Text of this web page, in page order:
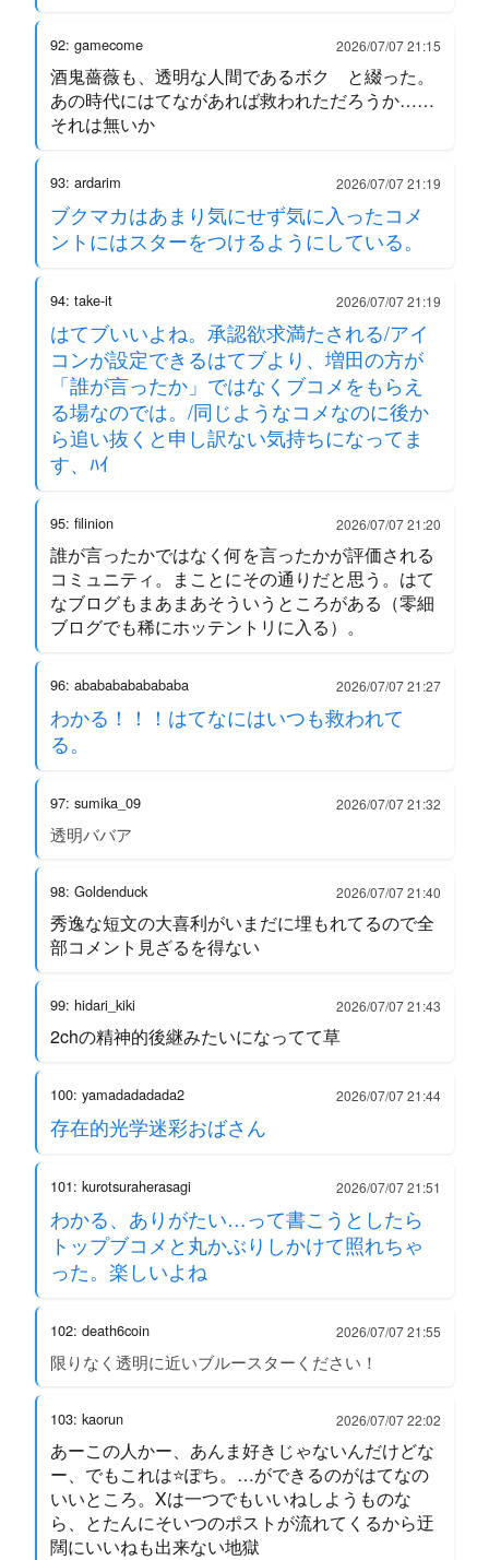
92: gamecome 2026/07/07 21:15
酒鬼薔薇も、透明な人間であるボク と綴った。
あの時代にはてながあれば救われただろうか……
それは無いか
93: ardarim 2026/07/07 21:19
ブクマカはあまり気にせず気に入ったコメ
ントにはスターをつけるようにしている。
94: take-it 2026/07/07 21:19
はてブいいよね。承認欲求満たされる/アイ
コンが設定できるはてブより、増田の方が
「誰が言ったか」ではなくブコメをもらえ
る場なのでは。/同じようなコメなのに後か
ら追い抜くと申し訳ない気持ちになってま
す、ﾊｲ
95: filinion 2026/07/07 21:20
誰が言ったかではなく何を言ったかが評価される
コミュニティ。まことにその通りだと思う。はて
なブログもまあまあそういうところがある（零細
ブログでも稀にホッテントリに入る）。
96: abababababababa 2026/07/07 21:27
わかる！！！はてなにはいつも救われて
る。
97: sumika_09 2026/07/07 21:32
透明ババア
98: Goldenduck 2026/07/07 21:40
秀逸な短文の大喜利がいまだに埋もれてるので全
部コメント見ざるを得ない
99: hidari_kiki 2026/07/07 21:43
2chの精神的後継みたいになってて草
100: yamadadadada2 2026/07/07 21:44
存在的光学迷彩おばさん
101: kurotsuraherasagi 2026/07/07 21:51
わかる、ありがたい…って書こうとしたら
トップブコメと丸かぶりしかけて照れちゃ
った。楽しいよね
102: death6coin 2026/07/07 21:55
限りなく透明に近いブルースターください！
103: kaorun 2026/07/07 22:02
あーこの人かー、あんま好きじゃないんだけどな
ー、でもこれは⭐️ぽち。…ができるのがはてなの
いいところ。Xは一つでもいいねしようものな
ら、とたんにそいつのポストが流れてくるから迂
闊にいいねも出来ない地獄